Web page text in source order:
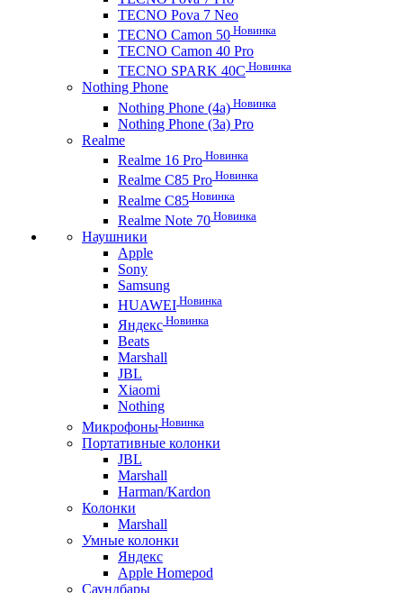
TECNO Pova 7 Neo
TECNO Camon 50 Новинка
TECNO Camon 40 Pro
TECNO SPARK 40C Новинка
Nothing Phone
Nothing Phone (4a) Новинка
Nothing Phone (3a) Pro
Realme
Realme 16 Pro Новинка
Realme C85 Pro Новинка
Realme C85 Новинка
Realme Note 70 Новинка
Наушники
Apple
Sony
Samsung
HUAWEI Новинка
Яндекс Новинка
Beats
Marshall
JBL
Xiaomi
Nothing
Микрофоны Новинка
Портативные колонки
JBL
Marshall
Harman/Kardon
Колонки
Marshall
Умные колонки
Яндекс
Apple Homepod
Саундбары